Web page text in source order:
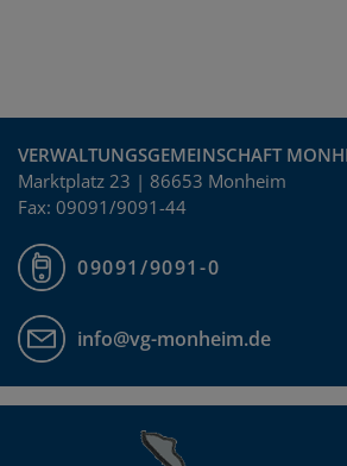
VERWALTUNGSGEMEINSCHAFT
Marktplatz 23 | 86653 Monheim
Fax: 09091/9091-44
09091/9091-0
info@vg-monheim.de